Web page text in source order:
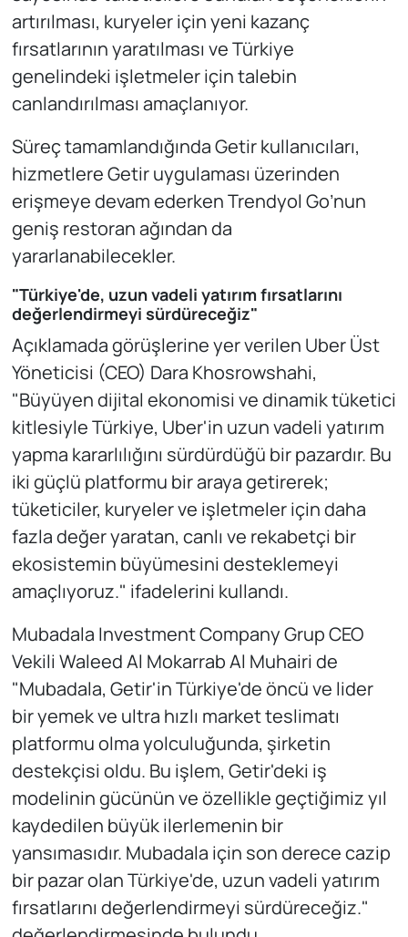
artırılması, kuryeler için yeni kazanç
fırsatlarının yaratılması ve Türkiye
genelindeki işletmeler için talebin
canlandırılması amaçlanıyor.
Süreç tamamlandığında Getir kullanıcıları,
hizmetlere Getir uygulaması üzerinden
erişmeye devam ederken Trendyol Go’nun
geniş restoran ağından da
yararlanabilecekler.
"Türkiye'de, uzun vadeli yatırım fırsatlarını
değerlendirmeyi sürdüreceğiz"
Açıklamada görüşlerine yer verilen Uber Üst
Yöneticisi (CEO) Dara Khosrowshahi,
"Büyüyen dijital ekonomisi ve dinamik tüketici
kitlesiyle Türkiye, Uber'in uzun vadeli yatırım
yapma kararlılığını sürdürdüğü bir pazardır. Bu
iki güçlü platformu bir araya getirerek;
tüketiciler, kuryeler ve işletmeler için daha
fazla değer yaratan, canlı ve rekabetçi bir
ekosistemin büyümesini desteklemeyi
amaçlıyoruz." ifadelerini kullandı.
Mubadala Investment Company Grup CEO
Vekili Waleed Al Mokarrab Al Muhairi de
"Mubadala, Getir'in Türkiye'de öncü ve lider
bir yemek ve ultra hızlı market teslimatı
platformu olma yolculuğunda, şirketin
destekçisi oldu. Bu işlem, Getir'deki iş
modelinin gücünün ve özellikle geçtiğimiz yıl
kaydedilen büyük ilerlemenin bir
yansımasıdır. Mubadala için son derece cazip
bir pazar olan Türkiye'de, uzun vadeli yatırım
fırsatlarını değerlendirmeyi sürdüreceğiz."